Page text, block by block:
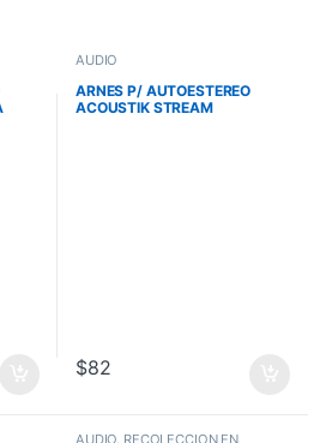
AUDIO
ARNES P/ AUTOESTEREO
ACOUSTIK STREAM
$82
AUDIO RECOLECCIÓN EN